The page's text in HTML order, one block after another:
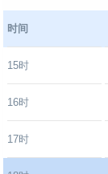
时间
15时
16时
17时